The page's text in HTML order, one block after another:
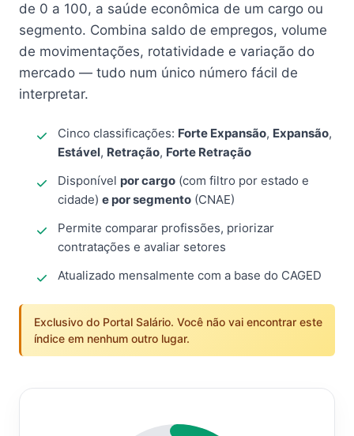
de 0 a 100, a saúde econômica de um cargo ou
segmento. Combina saldo de empregos, volume
de movimentações, rotatividade e variação do
mercado — tudo num único número fácil de
interpretar.
Cinco classificações: Forte Expansão, Expansão,
Estável, Retração, Forte Retração
Disponível por cargo (com filtro por estado e
cidade) e por segmento (CNAE)
Permite comparar profissões, priorizar
contratações e avaliar setores
Atualizado mensalmente com a base do CAGED
Exclusivo do Portal Salário. Você não vai encontrar este
índice em nenhum outro lugar.